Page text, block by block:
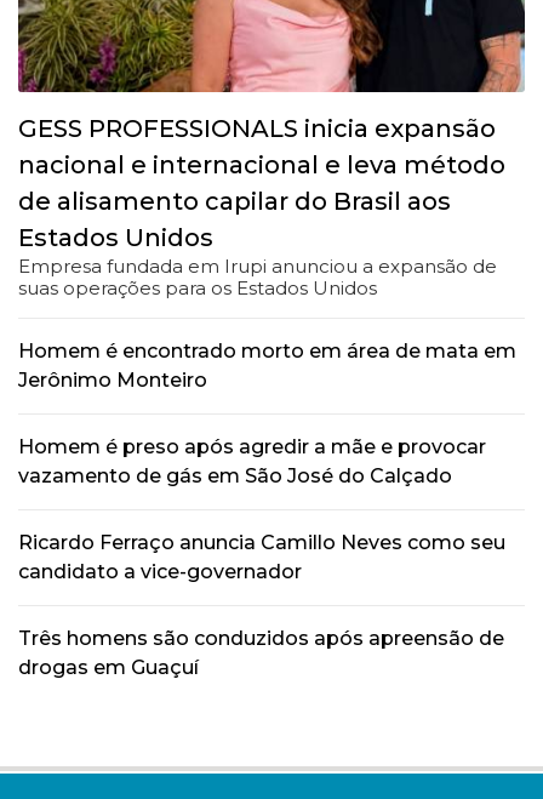
GESS PROFESSIONALS inicia expansão
nacional e internacional e leva método
de alisamento capilar do Brasil aos
Estados Unidos
Empresa fundada em Irupi anunciou a expansão de
suas operações para os Estados Unidos
Homem é encontrado morto em área de mata em
Jerônimo Monteiro
Homem é preso após agredir a mãe e provocar
vazamento de gás em São José do Calçado
Ricardo Ferraço anuncia Camillo Neves como seu
candidato a vice-governador
Três homens são conduzidos após apreensão de
drogas em Guaçuí